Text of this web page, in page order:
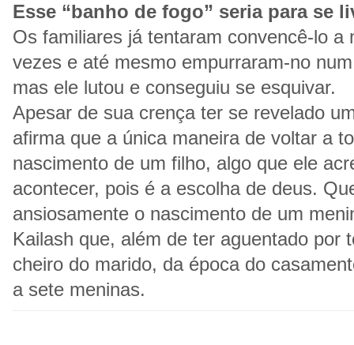
Esse “banho de fogo” seria para se
Os familiares já tentaram convencê-lo a
vezes e até mesmo empurraram-no
mas ele lutou e conseguiu se esquivar.
Apesar de sua crença ter se revelado
afirma que a única maneira de voltar a
nascimento de um filho, algo que ele
acontecer, pois é a escolha de deus.
ansiosamente o nascimento de um
Kailash que, além de ter aguentado por
cheiro do marido, da época do
a sete meninas.